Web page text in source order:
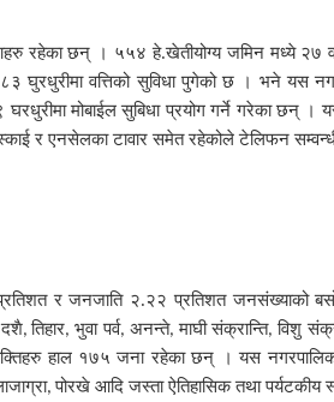
रहेका छन् । ५५४ हे.खेतीयोग्य जमिन मध्ये २७
घुरधुरीमा वत्तिको सुविधा पुगेको छ । भने यस
मोबाईल सुबिधा प्रयोग गर्ने गरेका छन् ।
र एनसेलका टावार समेत रहेकोले टेलिफन
र जनजाति २.२२ प्रतिशत जनसंख्याको
दशै,तिहार,भुवा पर्व, अनन्ते,माघी संक्रान्ति,विशु
हाल १७५ जना रहेका छन् । यस
,पोरखे आदि जस्ता ऐतिहासिक तथा